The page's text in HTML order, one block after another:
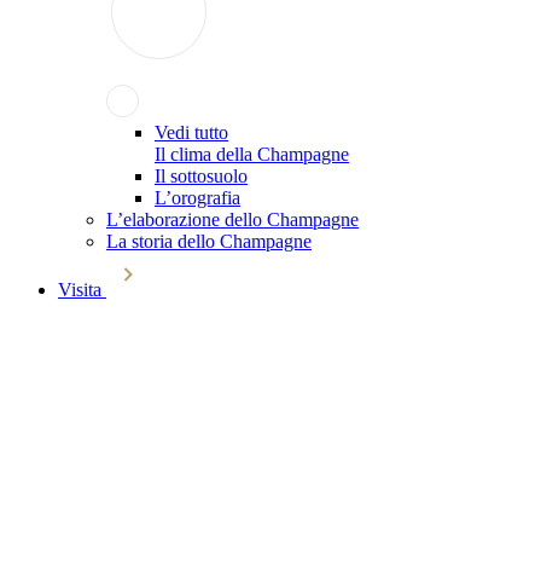
Vedi tutto
Il clima della Champagne
Il sottosuolo
L’orografia
L’elaborazione dello Champagne
La storia dello Champagne
Visita